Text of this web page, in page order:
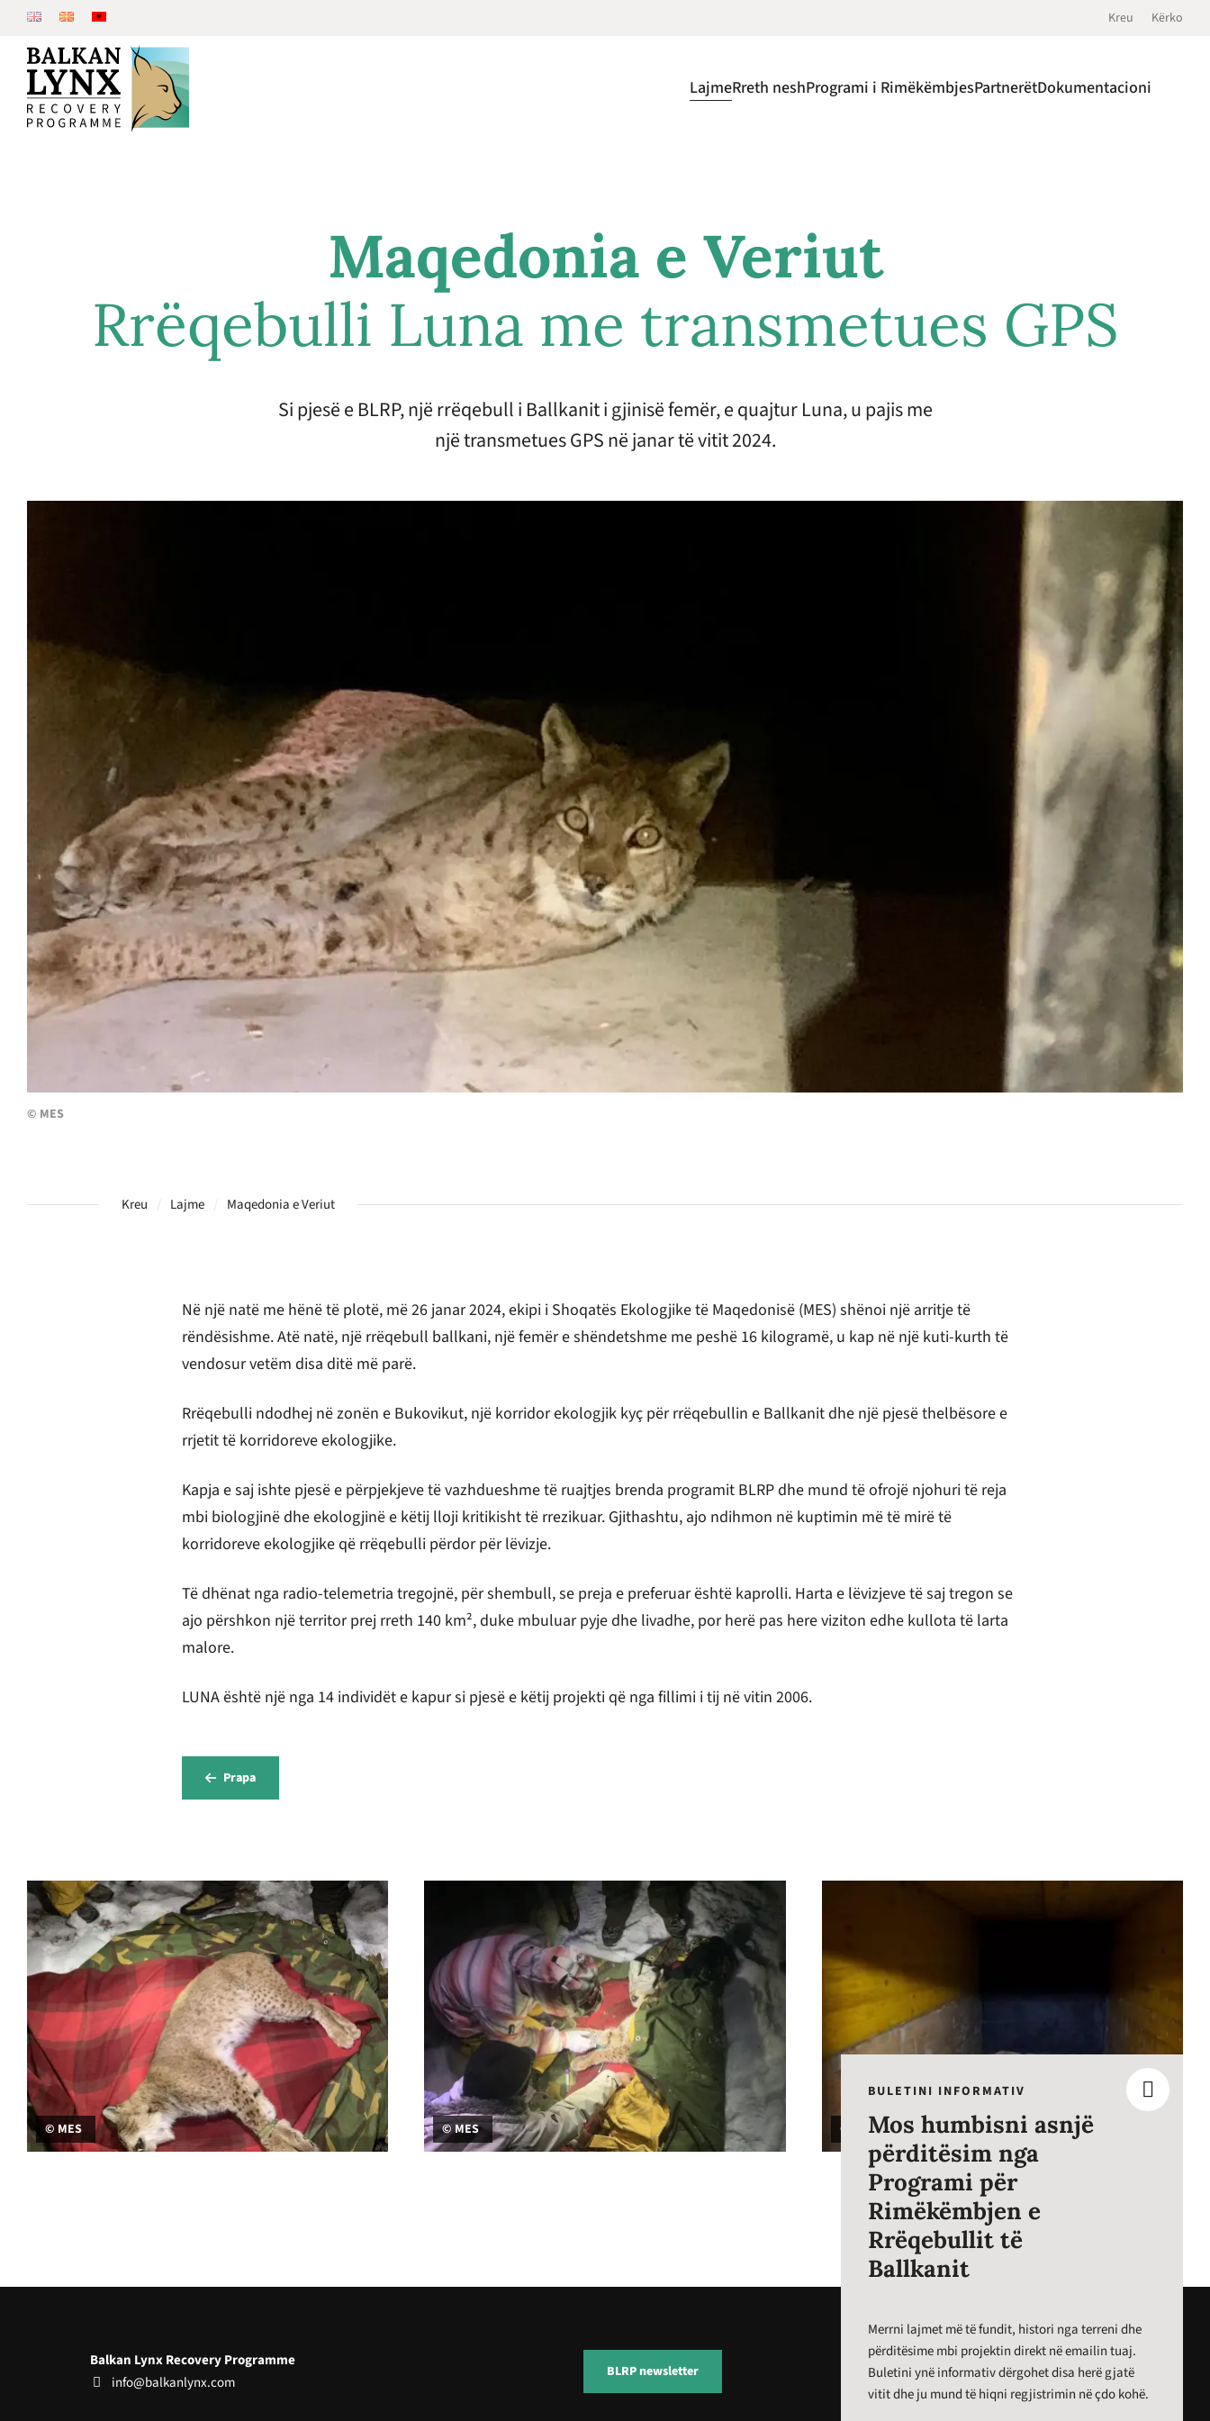
Kreu Kërko
LajmeRreth neshProgrami i RimëkëmbjesPartnerëtDokumentacioni
Kreu Lajme Maqedonia e Veriut
Maqedonia e Veriut
Rrëqebulli Luna me transmetues GPS
Si pjesë e BLRP, një rrëqebull i Ballkanit i gjinisë femër, e quajtur Luna, u pajis me
një transmetues GPS në janar të vitit 2024.
© MES
Në një natë me hënë të plotë, më 26 janar 2024, ekipi i Shoqatës Ekologjike të Maqedonisë (MES) shënoi një arritje të
rëndësishme. Atë natë, një rrëqebull ballkani, një femër e shëndetshme me peshë 16 kilogramë, u kap në një kuti-kurth të
vendosur vetëm disa ditë më parë.
Rrëqebulli ndodhej në zonën e Bukovikut, një korridor ekologjik kyç për rrëqebullin e Ballkanit dhe një pjesë thelbësore e
rrjetit të korridoreve ekologjike.
Kapja e saj ishte pjesë e përpjekjeve të vazhdueshme të ruajtjes brenda programit BLRP dhe mund të ofrojë njohuri të reja
mbi biologjinë dhe ekologjinë e këtij lloji kritikisht të rrezikuar. Gjithashtu, ajo ndihmon në kuptimin më të mirë të
korridoreve ekologjike që rrëqebulli përdor për lëvizje.
Të dhënat nga radio-telemetria tregojnë, për shembull, se preja e preferuar është kaprolli. Harta e lëvizjeve të saj tregon se
ajo përshkon një territor prej rreth 140 km², duke mbuluar pyje dhe livadhe, por herë pas here viziton edhe kullota të larta
malore.
LUNA është një nga 14 individët e kapur si pjesë e këtij projekti që nga fillimi i tij në vitin 2006.
Prapa
© MES © MES © MES
BULETINI INFORMATIV
Mos humbisni asnjë
përditësim nga
Programi për
Rimëkëmbjen e
Rrëqebullit të
Ballkanit
Merrni lajmet më të fundit, histori nga terreni dhe
përditësime mbi projektin direkt në emailin tuaj.
Buletini ynë informativ dërgohet disa herë gjatë
vitit dhe ju mund të hiqni regjistrimin në çdo kohë.
Balkan Lynx Recovery Programme
info@balkanlynx.com
BLRP newsletter